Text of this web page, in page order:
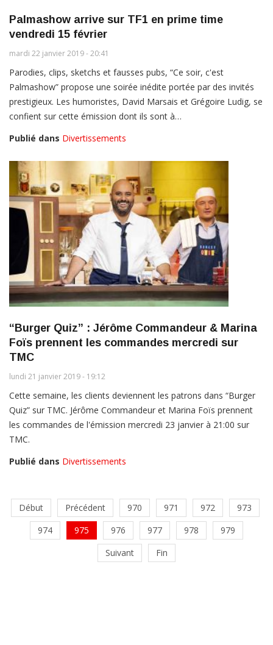
Palmashow arrive sur TF1 en prime time
vendredi 15 février
mardi 22 janvier 2019 - 20:41
Parodies, clips, sketchs et fausses pubs, “Ce soir, c'est
Palmashow” propose une soirée inédite portée par des invités
prestigieux. Les humoristes, David Marsais et Grégoire Ludig, se
confient sur cette émission dont ils sont à…
Publié dans Divertissements
“Burger Quiz” : Jérôme Commandeur & Marina
Foïs prennent les commandes mercredi sur
TMC
lundi 21 janvier 2019 - 19:12
Cette semaine, les clients deviennent les patrons dans “Burger
Quiz” sur TMC. Jérôme Commandeur et Marina Foïs prennent
les commandes de l'émission mercredi 23 janvier à 21:00 sur
TMC.
Publié dans Divertissements
Début Précédent 970 971 972
973
974
975 976 977 978
979
Suivant
Fin